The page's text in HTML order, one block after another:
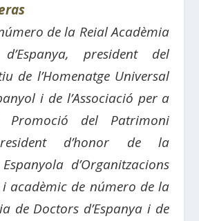
de la Reial Acadèmia
president del
de l’Homenatge Universal
i de l’Associació per a
del Patrimoni
d’honor de la
d’Organitzacions
acadèmic de número de la
de Doctors d’Espanya i de